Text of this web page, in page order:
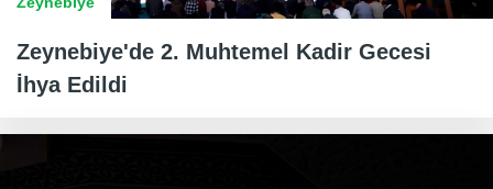
Zeynebiye'de 2. Muhtemel Kadir Gecesi
İhya Edildi